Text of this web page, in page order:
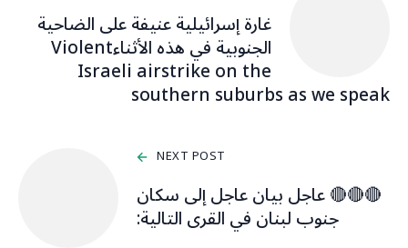
غارة إسرائيلية عنيفة على الضاحية
الجنوبية في هذه الأثناءViolent
Israeli airstrike on the
southern suburbs as we speak
NEXT POST
🔴🔴🔴 عاجل بيان عاجل إلى سكان
جنوب لبنان في القرى التالية: